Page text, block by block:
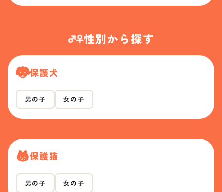
性別から探す
保護犬
男の子 女の子
保護猫
男の子 女の子